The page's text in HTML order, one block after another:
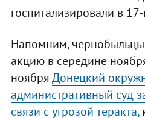
госпитализировали в
Напомним,
акцию в середине
ноябряДонецкий
административный суд
связи с угрозой теракта,